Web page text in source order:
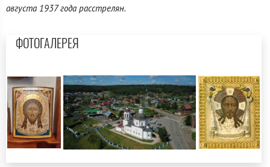
августа 1937 года расстрелян.
ФОТОГАЛЕРЕЯ